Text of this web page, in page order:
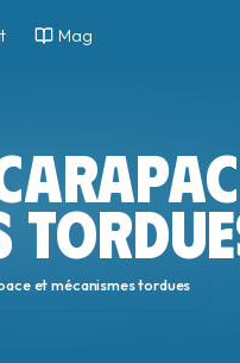
Mag
et mécanismes tordues